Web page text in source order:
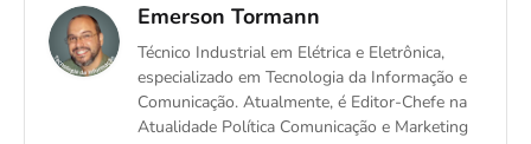
Emerson Tormann
Técnico Industrial em Elétrica e Eletrônica,
especializado em Tecnologia da Informação e
Comunicação. Atualmente, é Editor-Chefe na
Atualidade Política Comunicação e Marketing